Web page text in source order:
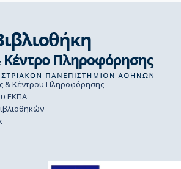
& Κέντρου Πληροφόρησης
ΕΚΠΑ